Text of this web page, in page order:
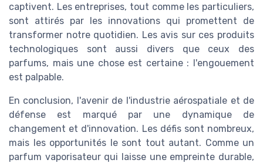
captivent. Les entreprises, tout comme les particuliers,
sont attirés par les innovations qui promettent de
transformer notre quotidien. Les avis sur ces produits
technologiques sont aussi divers que ceux des
parfums, mais une chose est certaine : l'engouement
est palpable.
En conclusion, l'avenir de l'industrie aérospatiale et de
défense est marqué par une dynamique de
changement et d'innovation. Les défis sont nombreux,
mais les opportunités le sont tout autant. Comme un
parfum vaporisateur qui laisse une empreinte durable,